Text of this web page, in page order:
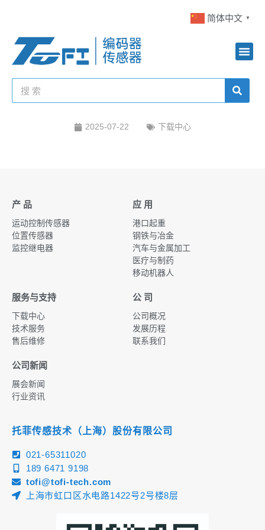
简体中文 ▼
2025-07-22 下载中心
产 品
运动控制传感器
位置传感器
监控继电器
应 用
港口起重
钢铁与冶金
汽车与金属加工
医疗与制药
移动机器人
服务与支持
下载中心
技术服务
售后维修
公 司
公司概况
发展历程
联系我们
公司新闻
展会新闻
行业资讯
托菲传感技术（上海）股份有限公司
021-65311020
189 6471 9198
tofi@tofi-tech.com
上海市虹口区水电路1422号2号楼8层